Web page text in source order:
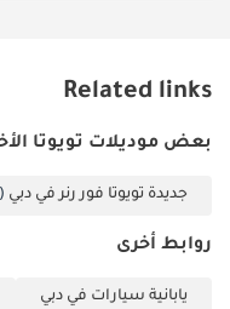
سيارتكم المُرادة. ------
-------------------------------
التواصل مع السيد
-------------------------------
Related links
بعض موديلات تويوتا
جديدة تويوتا فور رنر في دبي (9)
روابط أخرى
يابانية سيارات في دبي